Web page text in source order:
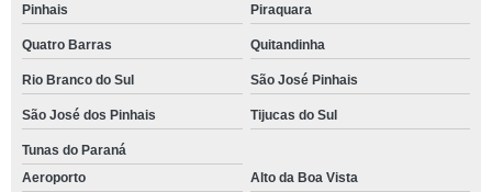
Pinhais Piraquara
Quatro Barras Quitandinha
Rio Branco do Sul São José Pinhais
São José dos Pinhais Tijucas do Sul
Tunas do Paraná
Aeroporto
Alto da Boa Vista